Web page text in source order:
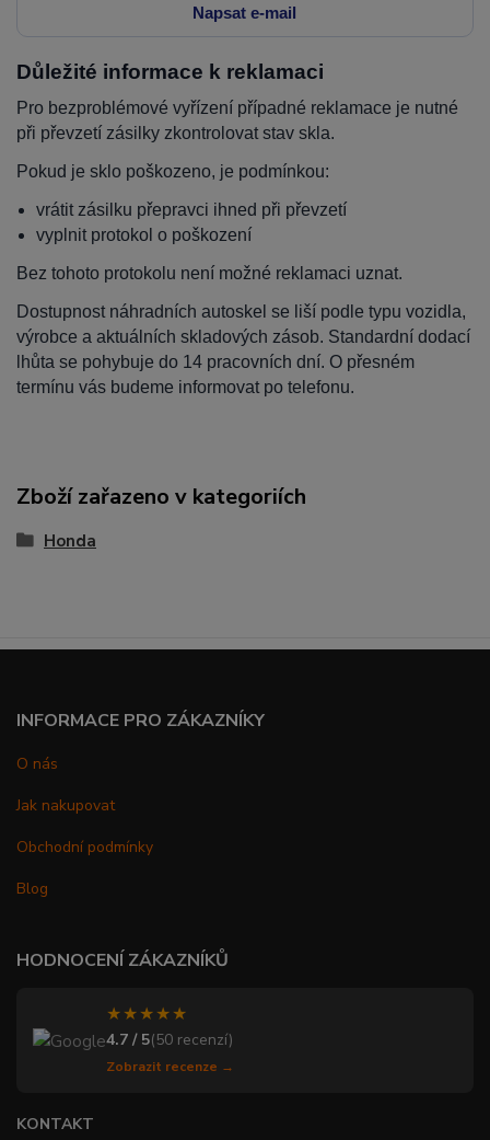
Napsat e-mail
Důležité informace k reklamaci
Pro bezproblémové vyřízení případné reklamace je nutné
při převzetí zásilky zkontrolovat stav skla.
Pokud je sklo poškozeno, je podmínkou:
vrátit zásilku přepravci ihned při převzetí
vyplnit protokol o poškození
Bez tohoto protokolu není možné reklamaci uznat.
Dostupnost náhradních autoskel se liší podle typu vozidla,
výrobce a aktuálních skladových zásob. Standardní dodací
lhůta se pohybuje do 14 pracovních dní. O přesném
termínu vás budeme informovat po telefonu.
Zboží zařazeno v kategoriích
Honda
INFORMACE PRO ZÁKAZNÍKY
O nás
Jak nakupovat
Obchodní podmínky
Blog
HODNOCENÍ ZÁKAZNÍKŮ
★★★★★
4.7 / 5(50 recenzí)
Zobrazit recenze →
KONTAKT